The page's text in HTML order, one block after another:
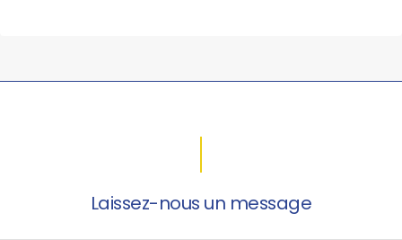
Laissez-nous un message